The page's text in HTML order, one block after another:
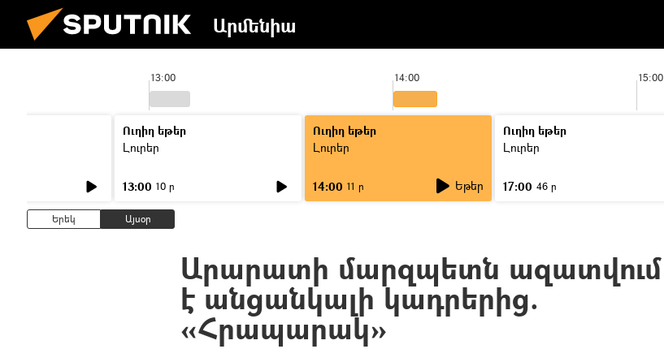
Արմենիա
13:00 14:00 15:00
Ուղիղ եթեր
Լուրեր
13:00 10 ր
Ուղիղ եթեր
Լուրեր
14:00 11 ր Եթեր
Ուղիղ եթեր
Լուրեր
17:00 46 ր
Երեկ Այսօր
Արարատի մարզպետն ազատվում
է անցանկալի կադրերից.
«Հրապարակ»